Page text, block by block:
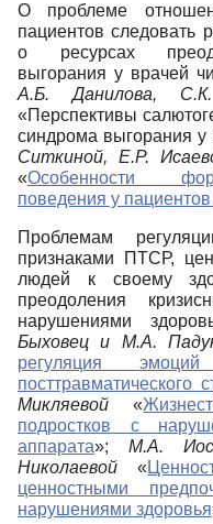
О проблеме
пациентов следовать
о ресурсах
выгорания у врачей
А.Б. Данилова,
«Перспективы
синдрома выгорания у
Ситкиной, Е.Р.
«Особенности
поведения у
Проблемам
признаками ПТСР,
людей к своему
преодоления
нарушениями
Быховец и М.А.
регуляция
посттравматического
Микляевой «
подростков с
аппарата»; М.А.
Николаевой «
ценностными
нарушениями здоровья